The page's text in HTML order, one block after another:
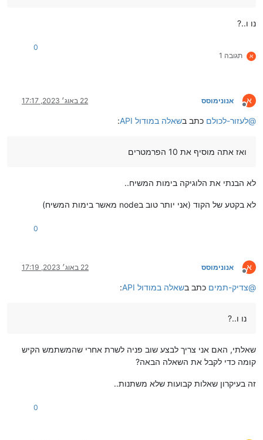
נו ו..?
א תגובה 1
0
א
מנותק
אנונימוסס 22 באוג׳ 2023, 17:17
@לעזור-לכולם כתב בשאלה במודול API :
ואז אתה מוסיף את 10 הפרמטרים
לא הבנתי את הלוגיקה בימות המשיח..
לא בקטע של הקוד (אני יותר טוב בnode מאשר בימות המשיח)
0
א
מנותק
אנונימוסס 22 באוג׳ 2023, 17:19
@צדיק-תמים כתב בשאלה במודול API :
נו ו..?
שאלתי, האם אני צריך לבצע שוב פניה לשרת אחרי שהמשתמש הקיש
קומה כדי לקבל את השאלה הבאה?
זה בעיקרון שאלות קבועות שלא משתנות..
0